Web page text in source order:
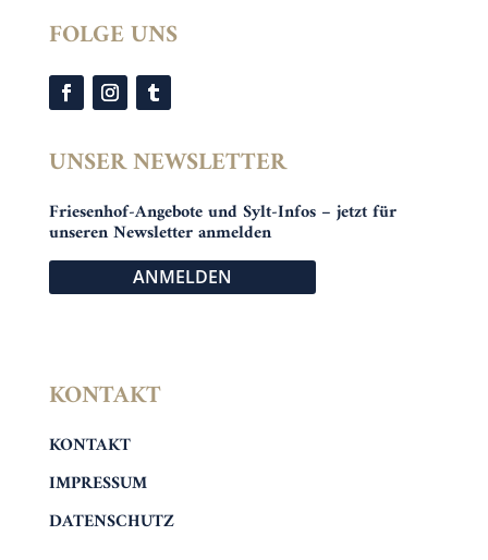
FOLGE UNS
UNSER NEWSLETTER
Friesenhof-Angebote und Sylt-Infos – jetzt für
unseren Newsletter anmelden
ANMELDEN
KONTAKT
KONTAKT
IMPRESSUM
DATENSCHUTZ